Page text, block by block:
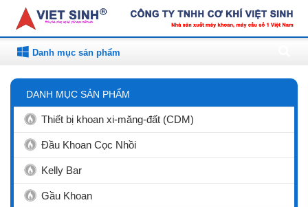
Danh mục sản phẩm
DANH MỤC SẢN PHẨM
Thiết bị khoan xi-măng-đất (CDM)
Đầu Khoan Cọc Nhồi
Kelly Bar
Gầu Khoan